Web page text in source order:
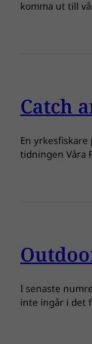
komma ut till
Catch
En
tidningen Våra
I senaste
inte ingår i det